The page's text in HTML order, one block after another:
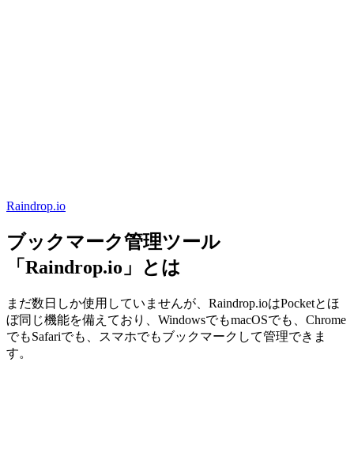
Raindrop.io
ブックマーク管理ツール
「Raindrop.io」とは
まだ数日しか使用していませんが、Raindrop.ioはPocketとほ
ぼ同じ機能を備えており、WindowsでもmacOSでも、Chrome
でもSafariでも、スマホでもブックマークして管理できま
す。